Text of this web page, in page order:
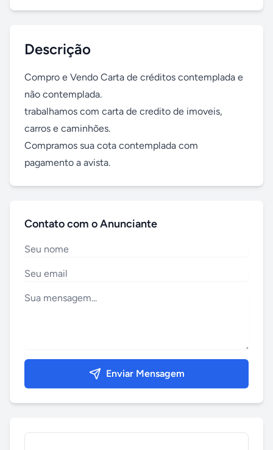
Descrição
Compro e Vendo Carta de créditos contemplada e
não contemplada.
trabalhamos com carta de credito de imoveis,
carros e caminhões.
Compramos sua cota contemplada com
pagamento a avista.
Contato com o Anunciante
Enviar Mensagem